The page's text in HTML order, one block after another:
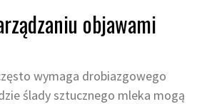
objawami
wymaga drobiazgowego
ślady sztucznego mleka mogą